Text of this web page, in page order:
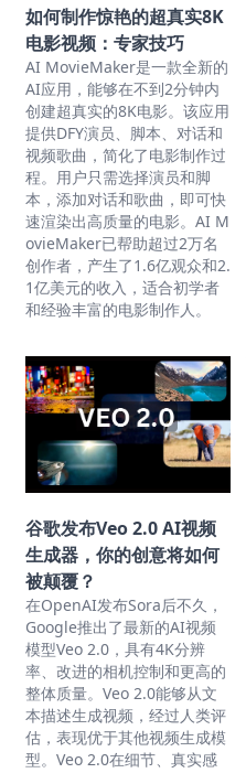
如何制作惊艳的超真实8K
电影视频：专家技巧
AI MovieMaker是一款全新的
AI应用，能够在不到2分钟内
创建超真实的8K电影。该应用
提供DFY演员、脚本、对话和
视频歌曲，简化了电影制作过
程。用户只需选择演员和脚
本，添加对话和歌曲，即可快
速渲染出高质量的电影。AI M
ovieMaker已帮助超过2万名
创作者，产生了1.6亿观众和2.
1亿美元的收入，适合初学者
和经验丰富的电影制作人。
谷歌发布Veo 2.0 AI视频
生成器，你的创意将如何
被颠覆？
在OpenAI发布Sora后不久，
Google推出了最新的AI视频
模型Veo 2.0，具有4K分辨
率、改进的相机控制和更高的
整体质量。Veo 2.0能够从文
本描述生成视频，经过人类评
估，表现优于其他视频生成模
型。Veo 2.0在细节、真实感